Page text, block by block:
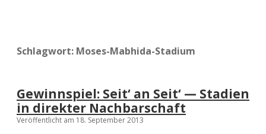
Schlagwort: Moses-Mabhida-Stadium
Gewinnspiel: Seit‘ an Seit‘ — Stadien
in direkter Nachbarschaft
Veröffentlicht am 18. September 2013